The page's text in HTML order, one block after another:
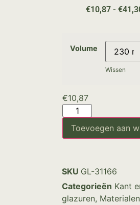
€10,87 - €
Volume
Wissen
€10,87
Toevoegen aan
SKU GL-31166
Categorieën Kant
glazuren, Materialen